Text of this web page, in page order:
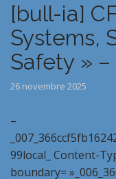
[bull-ia]
Systems,
Safety »
26 novembre 2025
–
99local_ Content-
boundary=